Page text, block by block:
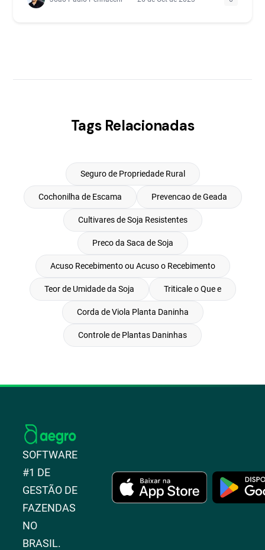
Tags Relacionadas
Seguro de Propriedade Rural
Cochonilha de Escama Prevencao de Geada
Cultivares de Soja Resistentes
Preco da Saca de Soja
Acuso Recebimento ou Acuso o Recebimento
Teor de Umidade da Soja Triticale o Que e
Corda de Viola Planta Daninha
Controle de Plantas Daninhas
SOFTWARE
#1 DE
GESTÃO DE
FAZENDAS
NO
BRASIL.